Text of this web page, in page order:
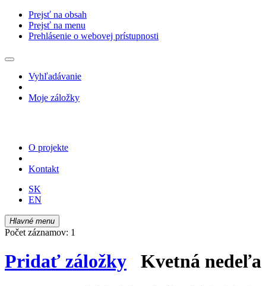
Prejsť na obsah
Prejsť na menu
Prehlásenie o webovej prístupnosti
Vyhľadávanie
Moje záložky
O projekte
Kontakt
SK
EN
Hlavné menu
Počet záznamov: 1
Pridať záložky Kvetná nedeľa